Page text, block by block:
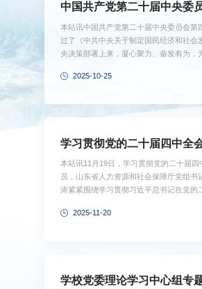
中国共产党第二十届中央委
本站讯中国共产党第二十届中央委员会第
过了《中共中央关于制定国民经济和社
央决策部署上来，凝心聚力、奋发有为
学习贯彻党的二十届四中...
2025-10-25
学习贯彻党的二十届四中全
本站讯11月19日，学习贯彻党的二十届
员，山东省人力资源和社会保障厅党组
涛紧紧围绕学习贯彻习近平总书记在党的
准确把握“十五五”时期在基本实现社会主
2025-11-20
学校党委理论学习中心组专